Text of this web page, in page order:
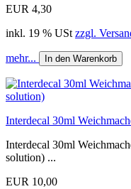
EUR 4,30
inkl. 19 % USt zzgl.
mehr... In den Warenkorb
Interdecal 30ml
Interdecal 30ml
solution) ...
EUR 10,00